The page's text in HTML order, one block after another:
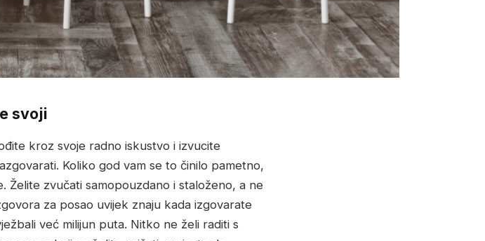
svoji
kroz svoje radno iskustvo i izvucite
Koliko god vam se to činilo pametno,
Želite zvučati samopouzdano i staloženo, a ne
za posao uvijek znaju kada izgovarate
već milijun puta. Nitko ne želi raditi s